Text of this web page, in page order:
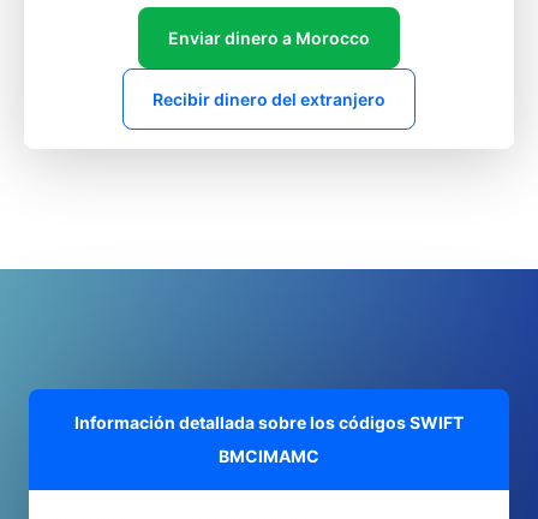
Enviar dinero a Morocco
Recibir dinero del extranjero
Información detallada sobre los códigos SWIFT
BMCIMAMC